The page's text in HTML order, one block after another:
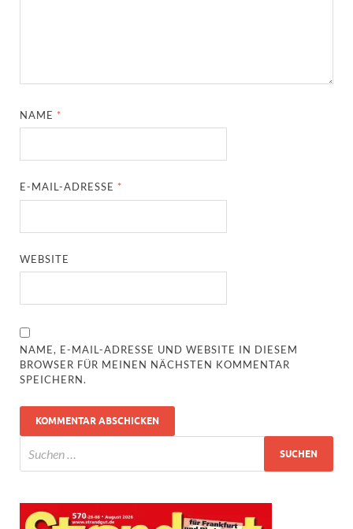
NAME *
E-MAIL-ADRESSE *
WEBSITE
NAME, E-MAIL-ADRESSE UND WEBSITE IN DIESEM
BROWSER FÜR MEINEN NÄCHSTEN KOMMENTAR
SPEICHERN.